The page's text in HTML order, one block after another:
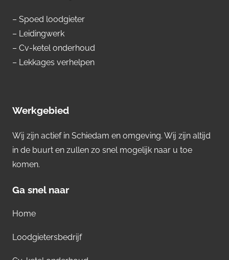
– Spoed loodgieter
– Leidingwerk
– Cv-ketel onderhoud
– Lekkages verhelpen
Werkgebied
Wij zijn actief in Schiedam en omgeving. Wij zijn altijd
in de buurt en zullen zo snel mogelijk naar u toe
komen.
Ga snel naar
Home
Loodgietersbedrijf